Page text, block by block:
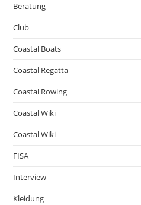
Beratung
Club
Coastal Boats
Coastal Regatta
Coastal Rowing
Coastal Wiki
Coastal Wiki
FISA
Interview
Kleidung